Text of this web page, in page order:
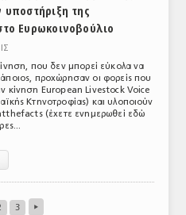
της
Ευρωκοινοβούλιο
που δεν μπορεί εύκολα να
προχώρησαν οι φορείς που
κίνηση European Livestock Voice
Κτηνοτροφίας) και υλοποιούν
(έχετε ενημερωθεί εδώ
3 ▸